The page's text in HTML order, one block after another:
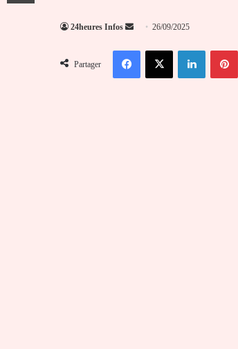
24heures Infos
Envoyer
courriel
26/09/2025
Partager
FacebookX Linkedin